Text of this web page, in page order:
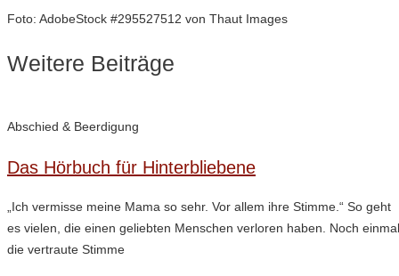
Foto: AdobeStock #295527512 von Thaut Images
Weitere Beiträge
Abschied & Beerdigung
Das Hörbuch für Hinterbliebene
„Ich vermisse meine Mama so sehr. Vor allem ihre Stimme.“ So geht
es vielen, die einen geliebten Menschen verloren haben. Noch einmal
die vertraute Stimme